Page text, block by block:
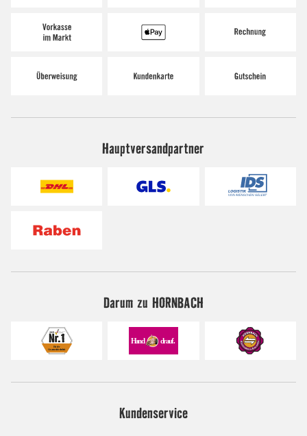
Hauptversandpartner
Darum zu HORNBACH
Kundenservice